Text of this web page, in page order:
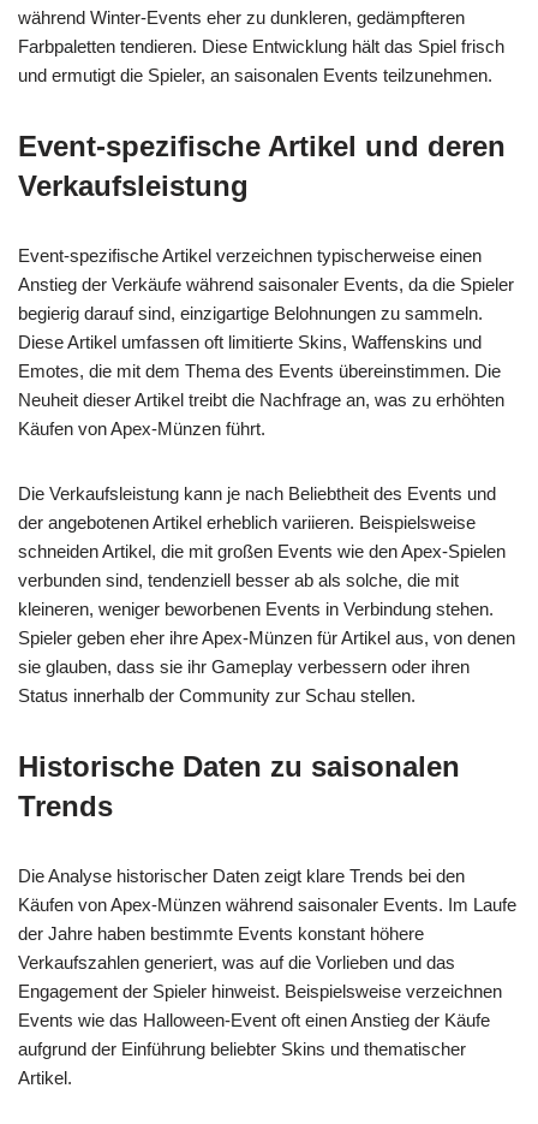
während Winter-Events eher zu dunkleren, gedämpfteren
Farbpaletten tendieren. Diese Entwicklung hält das Spiel frisch
und ermutigt die Spieler, an saisonalen Events teilzunehmen.
Event-spezifische Artikel und deren
Verkaufsleistung
Event-spezifische Artikel verzeichnen typischerweise einen
Anstieg der Verkäufe während saisonaler Events, da die Spieler
begierig darauf sind, einzigartige Belohnungen zu sammeln.
Diese Artikel umfassen oft limitierte Skins, Waffenskins und
Emotes, die mit dem Thema des Events übereinstimmen. Die
Neuheit dieser Artikel treibt die Nachfrage an, was zu erhöhten
Käufen von Apex-Münzen führt.
Die Verkaufsleistung kann je nach Beliebtheit des Events und
der angebotenen Artikel erheblich variieren. Beispielsweise
schneiden Artikel, die mit großen Events wie den Apex-Spielen
verbunden sind, tendenziell besser ab als solche, die mit
kleineren, weniger beworbenen Events in Verbindung stehen.
Spieler geben eher ihre Apex-Münzen für Artikel aus, von denen
sie glauben, dass sie ihr Gameplay verbessern oder ihren
Status innerhalb der Community zur Schau stellen.
Historische Daten zu saisonalen
Trends
Die Analyse historischer Daten zeigt klare Trends bei den
Käufen von Apex-Münzen während saisonaler Events. Im Laufe
der Jahre haben bestimmte Events konstant höhere
Verkaufszahlen generiert, was auf die Vorlieben und das
Engagement der Spieler hinweist. Beispielsweise verzeichnen
Events wie das Halloween-Event oft einen Anstieg der Käufe
aufgrund der Einführung beliebter Skins und thematischer
Artikel.